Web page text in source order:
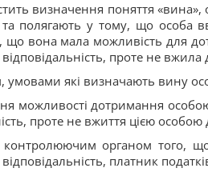
визначення поняття
та полягають у тому, що особа
що вона мала можливість для
проте не
які визначають вину
можливості дотримання
проте не вжиття цією
органом того, що
платник